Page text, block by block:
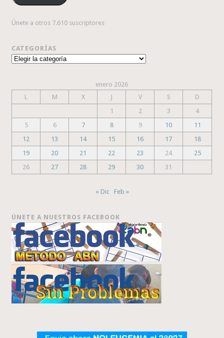
Únete a otros 7.610 suscriptores
CATEGORÍAS
Categorías
enero 2026
L
M X J V S
D
1
2 3
4
5
6 7 8 9 10
11
12
13 14 15 16 17
18
19
20 21 22 23 24
25
26
27 28 29 30 31
« Dic Feb »
ÚNETE A NUESTROS FACEBOOK